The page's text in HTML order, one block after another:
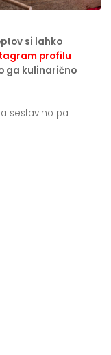
si lahko
profilu
ga kulinarično
sestavino pa